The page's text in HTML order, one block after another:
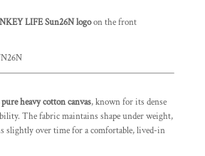
LIFE Sun26N logoon the front
pure heavy cotton canvas, known for its dense
The fabric maintains shape under weight,
slightly over time for a comfortable, lived-in